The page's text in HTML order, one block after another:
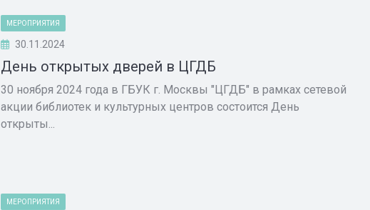
МЕРОПРИЯТИЯ
30.11.2024
День открытых дверей в ЦГДБ
30 ноября 2024 года в ГБУК г. Москвы "ЦГДБ" в рамках сетевой
акции библиотек и культурных центров состоится День
открыты...
МЕРОПРИЯТИЯ